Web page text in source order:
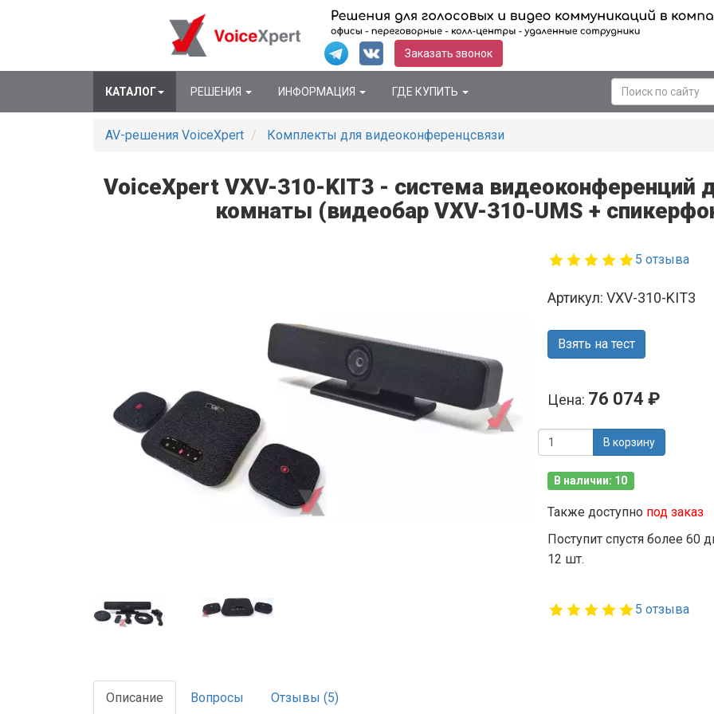
Заказать звонок
КАТАЛОГ РЕШЕНИЯ ИНФОРМАЦИЯ ГДЕ КУПИТЬ
AV-решения VoiceXpert Комплекты для видеоконференцсвязи
VoiceXpert VXV-310-KIT3 - система видеоконференций
комнаты (видеобар VXV-310-UMS +
5 отзыва
Артикул: VXV-310-KIT3
Взять на тест
Цена: 76 074 ₽
В корзину
В наличии: 10
Также доступно под заказ
Поступит спустя более 60
12 шт.
5 отзыва
Описание Вопросы Отзывы (5)